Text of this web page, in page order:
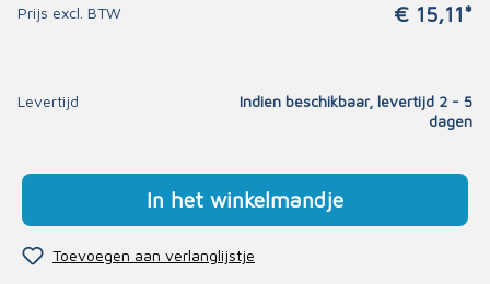
Prijs excl. BTW € 15,11*
Levertijd
Indien beschikbaar, levertijd 2 - 5
dagen
In het winkelmandje
Toevoegen aan verlanglijstje